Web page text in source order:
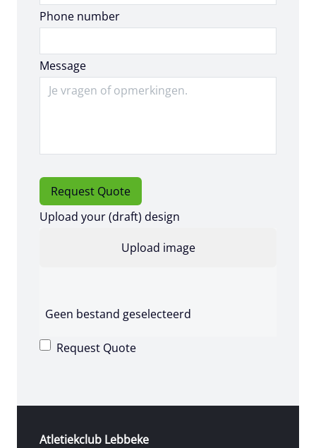
Phone number
Message
Request Quote
Upload your (draft) design
Geen bestand geselecteerd
Request Quote
Atletiekclub Lebbeke